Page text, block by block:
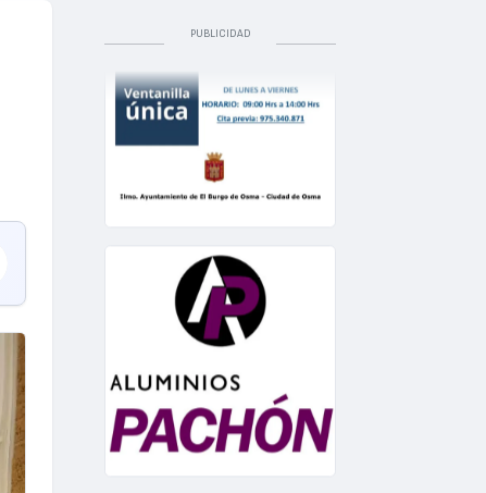
PUBLICIDAD